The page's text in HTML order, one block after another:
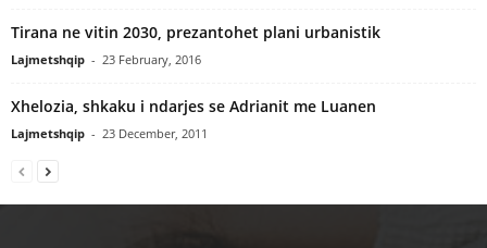
Tirana ne vitin 2030, prezantohet plani urbanistik
Lajmetshqip - 23 February, 2016
Xhelozia, shkaku i ndarjes se Adrianit me Luanen
Lajmetshqip - 23 December, 2011